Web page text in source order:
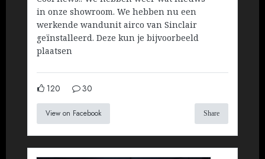
in onze showroom. We hebben nu een
werkende wandunit airco van Sinclair
geïnstalleerd. Deze kun je bijvoorbeeld
plaatsen
120 30
View on Facebook Share